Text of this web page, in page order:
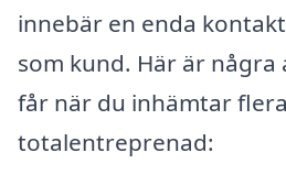
innebär en enda
som kund. Här är några
får när du inhämtar
totalentreprenad: